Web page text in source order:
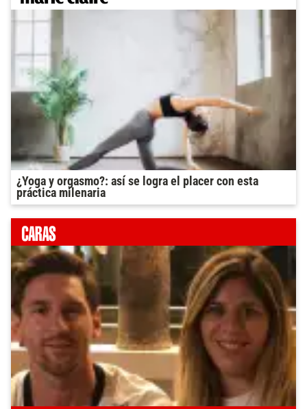
¿Yoga y orgasmo?: así se logra el placer con esta
práctica milenaria